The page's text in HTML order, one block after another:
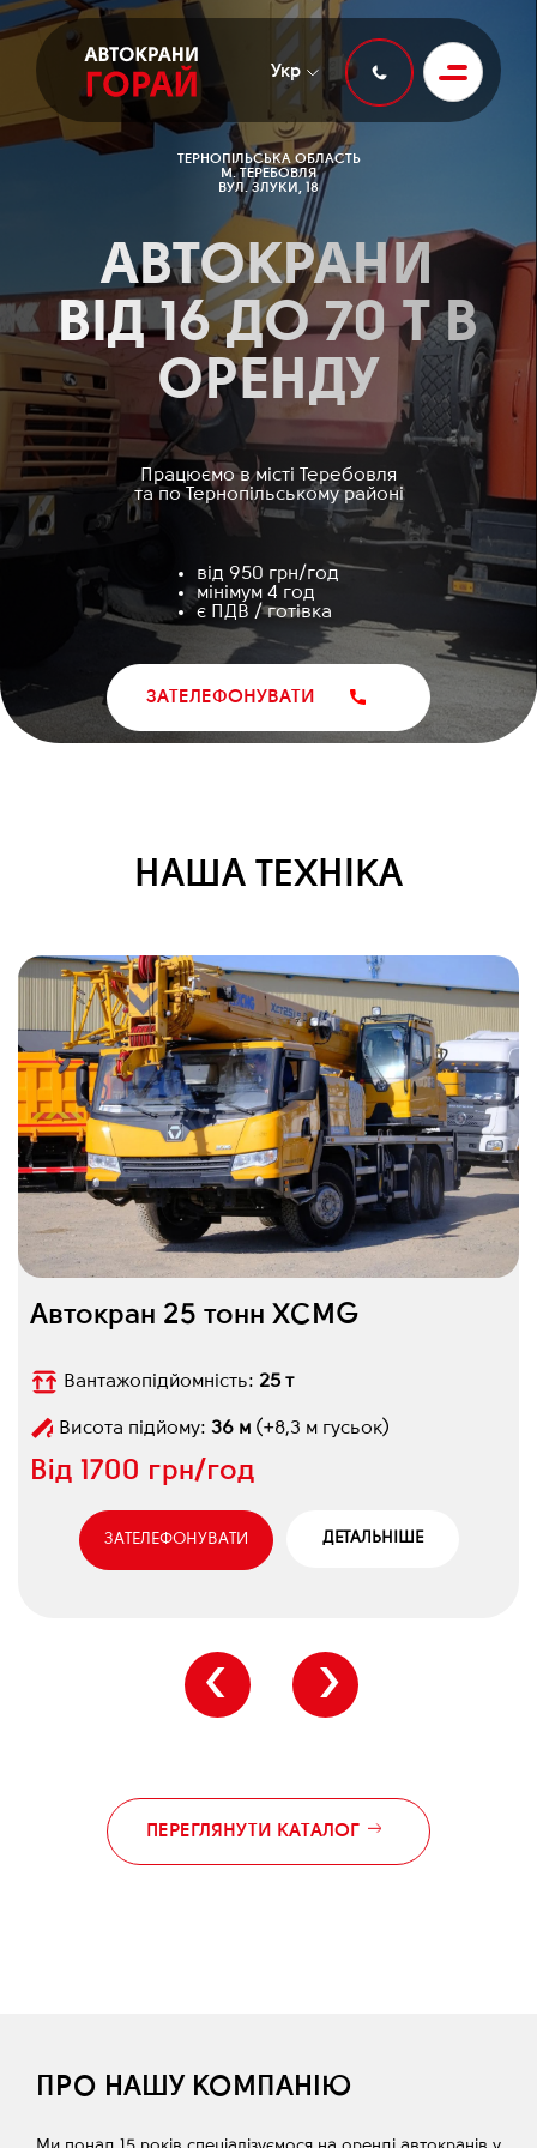
Укр
ТЕРНОПІЛЬСЬКА ОБЛАСТЬ
М. ТЕРЕБОВЛЯ
ВУЛ. ЗЛУКИ, 18
АВТОКРАНИ
ВІД 16 ДО 70 Т В
ОРЕНДУ
Працюємо в місті Теребовля
та по Тернопільському районі
від 950 грн/год
мінімум 4 год
є ПДВ / готівка
ЗАТЕЛЕФОНУВАТИ
НАША ТЕХНІКА
Автокран 25 тонн XCMG
Вантажопідйомність: 25 т
Висота підйому: 36 м (+8,3 м гусьок)
Від 1700 грн/год
ЗАТЕЛЕФОНУВАТИ ДЕТАЛЬНІШЕ
‹ ›
ПЕРЕГЛЯНУТИ КАТАЛОГ
ПРО НАШУ КОМПАНІЮ